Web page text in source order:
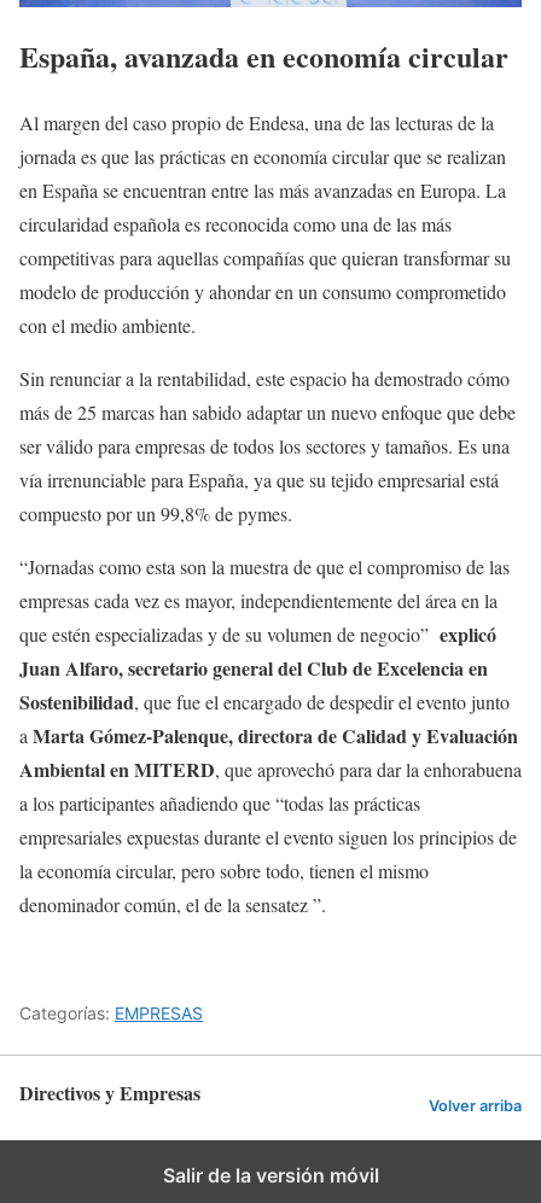
España, avanzada en economía circular
Al margen del caso propio de Endesa, una de las lecturas de la
jornada es que las prácticas en economía circular que se realizan
en España se encuentran entre las más avanzadas en Europa. La
circularidad española es reconocida como una de las más
competitivas para aquellas compañías que quieran transformar su
modelo de producción y ahondar en un consumo comprometido
con el medio ambiente.
Sin renunciar a la rentabilidad, este espacio ha demostrado cómo
más de 25 marcas han sabido adaptar un nuevo enfoque que debe
ser válido para empresas de todos los sectores y tamaños. Es una
vía irrenunciable para España, ya que su tejido empresarial está
compuesto por un 99,8% de pymes.
“Jornadas como esta son la muestra de que el compromiso de las
empresas cada vez es mayor, independientemente del área en la
que estén especializadas y de su volumen de negocio” explicó
Juan Alfaro, secretario general del Club de Excelencia en
Sostenibilidad, que fue el encargado de despedir el evento junto
a Marta Gómez-Palenque, directora de Calidad y Evaluación
Ambiental en MITERD, que aprovechó para dar la enhorabuena
a los participantes añadiendo que “todas las prácticas
empresariales expuestas durante el evento siguen los principios de
la economía circular, pero sobre todo, tienen el mismo
denominador común, el de la sensatez ”.
Categorías: EMPRESAS
Directivos y Empresas Volver arriba
Salir de la versión móvil